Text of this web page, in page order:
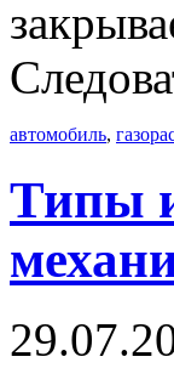
автомобиль,
Типы